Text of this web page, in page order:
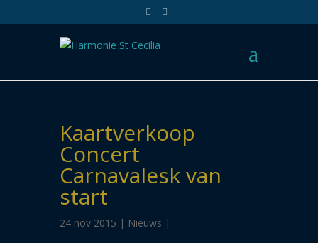
Kaartverkoop
Concert
Carnavalesk van
start
24 nov 2015 | Nieuws |